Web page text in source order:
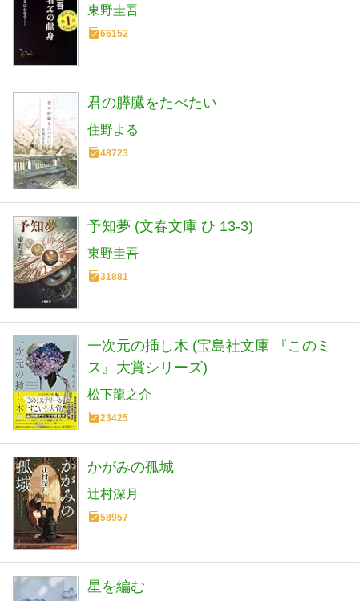
東野圭吾
66152
君の膵臓をたべたい
住野よる
48723
予知夢 (文春文庫 ひ 13-3)
東野圭吾
31881
一次元の挿し木 (宝島社文庫 『このミ
ス』大賞シリーズ)
松下龍之介
23425
かがみの孤城
辻村深月
58957
星を編む